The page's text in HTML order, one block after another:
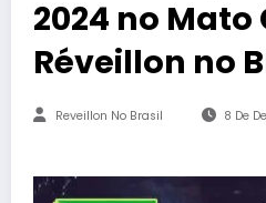
2024 no Mato
Réveillon no
Reveillon No Brasil 8 De